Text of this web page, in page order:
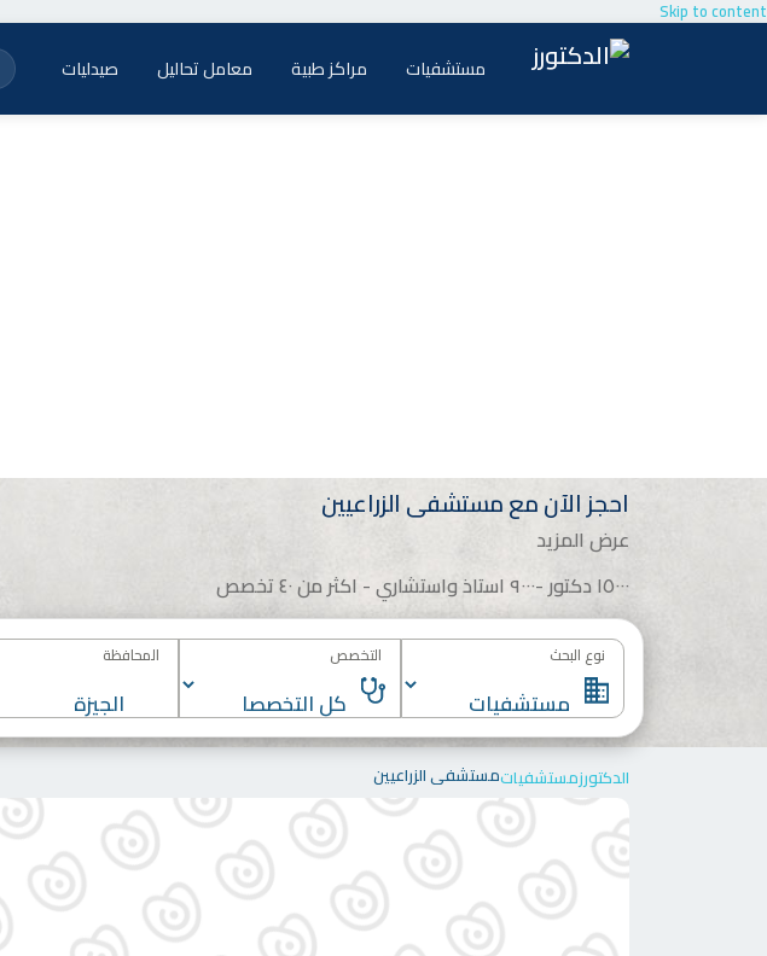
Skip to content
مستشفيات مراكز طبية معامل تحاليل صيدليات
احجز الآن معمستشفى الزراعيين
عرض المزيد
١٥٠٠٠ دكتور -٩٠٠٠ استاذ واستشاري - اكثر من ٤٠ تخصص
نوع البحث التخصص المحافظة
الدكتورزمستشفياتمستشفى الزراعيين